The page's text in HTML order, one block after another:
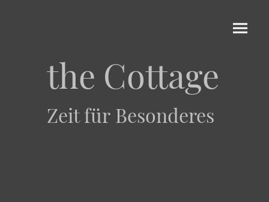
the Cottage
Zeit für Besonderes